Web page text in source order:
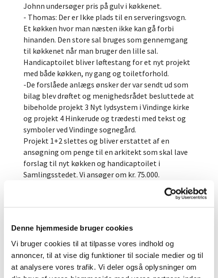
Denne hjemmeside bruger cookies
Vi bruger cookies til at tilpasse vores indhold og
annoncer, til at vise dig funktioner til sociale medier og til
at analysere vores trafik. Vi deler også oplysninger om
Johnn undersøger pris på gulv i køkkenet.
- Thomas: Der er Ikke plads til en serveringsvogn.
Et køkken hvor man næsten ikke kan gå forbi
hinanden. Den store sal bruges som gennemgang
til køkkenet når man bruger den lille sal.
Handicaptoilet bliver løftestang for et nyt projekt
med både køkken, ny gang og toiletforhold.
-De forslåede anlægs ønsker der var sendt ud som
bilag blev drøftet og menighedsrådet besluttede at
bibeholde projekt 3 Nyt lydsystem i Vindinge kirke
og projekt 4 Hinkerude og trædesti med tekst og
symboler ved Vindinge sognegård.
Projekt 1+2 slettes og bliver erstattet af en
ansøgning om penge til en arkitekt som skal lave
forslag til nyt køkken og handicaptoilet i
Samlingsstedet. Vi ansøger om kr. 75.000.
Det foreløbige budget for 2021, mærket med:
18-06-2020 20:40
6. Orientering: